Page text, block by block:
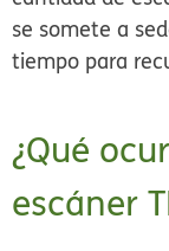
se somete a
tiempo para
¿Qué
escáner